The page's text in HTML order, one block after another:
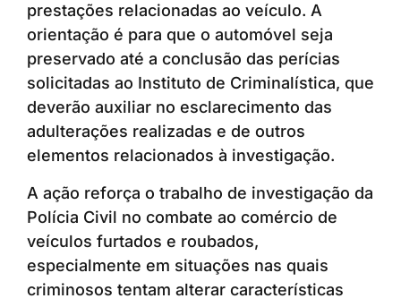
prestações relacionadas ao veículo. A
orientação é para que o automóvel seja
preservado até a conclusão das perícias
solicitadas ao Instituto de Criminalística, que
deverão auxiliar no esclarecimento das
adulterações realizadas e de outros
elementos relacionados à investigação.
A ação reforça o trabalho de investigação da
Polícia Civil no combate ao comércio de
veículos furtados e roubados,
especialmente em situações nas quais
criminosos tentam alterar características